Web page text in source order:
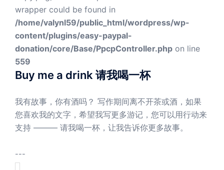
wrapper could be found in
/home/valynl59/public_html/wordpress/wp-
content/plugins/easy-paypal-
donation/core/Base/PpcpController.php on line
559
Buy me a drink 请我喝一杯
我有故事，你有酒吗？ 写作期间离不开茶或酒，如果
您喜欢我的文字，希望我写更多游记，您可以用行动来
支持 ——— 请我喝一杯，让我告诉你更多故事。
---